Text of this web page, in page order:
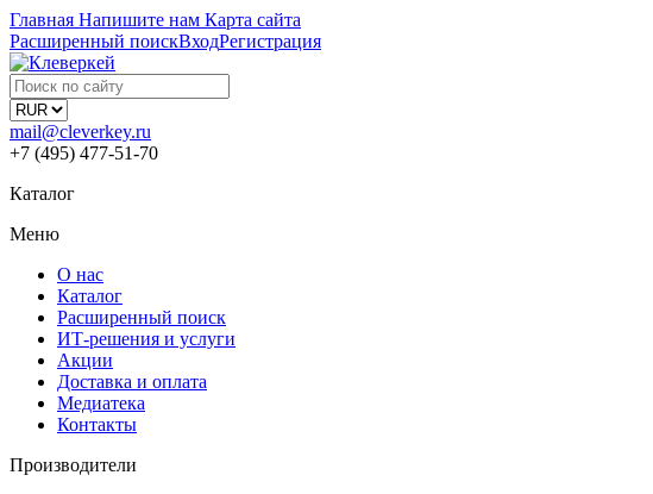
Главная Напишите нам Карта сайта
Расширенный поискВходРегистрация
mail@cleverkey.ru
+7 (495) 477-51-70
Каталог
Меню
О нас
Каталог
Расширенный поиск
ИТ-решения и услуги
Акции
Доставка и оплата
Медиатека
Контакты
Производители